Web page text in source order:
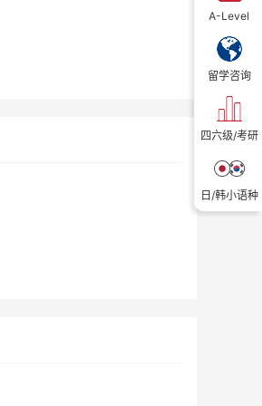
A-Level
留学咨询
四六级/考研
日/韩小语种